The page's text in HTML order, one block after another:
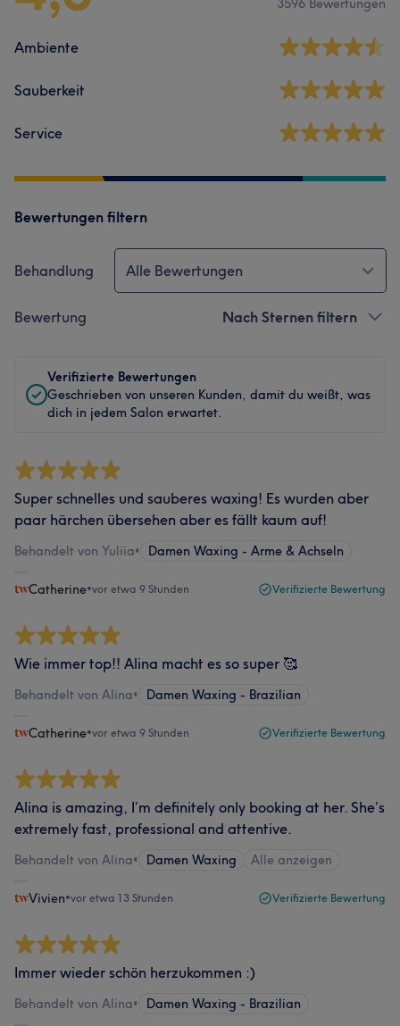
Ambiente
Sauberkeit
Service
Bewertungen filtern
Behandlung Alle Bewertungen
Bewertung Nach Sternen filtern
Verifizierte Bewertungen
Geschrieben von unseren Kunden, damit du weißt, was
dich in jedem Salon erwartet.
Super schnelles und sauberes waxing! Es wurden aber
paar härchen übersehen aber es fällt kaum auf!
Behandelt von Yuliia• Damen Waxing - Arme & Achseln
Catherine•vor etwa 9 Stunden Verifizierte Bewertung
Wie immer top!! Alina macht es so super 🥰
Behandelt von Alina• Damen Waxing - Brazilian
Catherine•vor etwa 9 Stunden Verifizierte Bewertung
Alina is amazing, I’m definitely only booking at her. She’s
extremely fast, professional and attentive.
Behandelt von Alina• Damen Waxing Alle anzeigen
Vivien•vor etwa 13 Stunden Verifizierte Bewertung
Immer wieder schön herzukommen :)
Behandelt von Alina• Damen Waxing - Brazilian